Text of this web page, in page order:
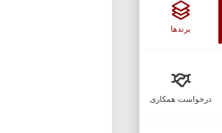
برندها
درخواست همکاری